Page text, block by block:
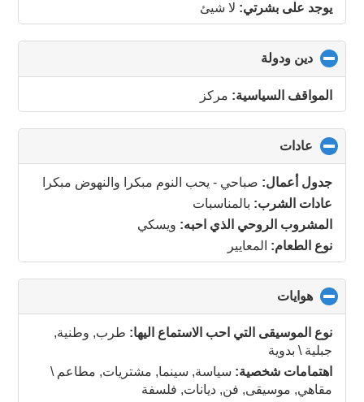
يوجد على بشرتي: لا شيئ
دين ودولة
to
collapse
contents
المواقف السياسية: مركز
عادات
to
collapse
contents
جدول أعمال: صباحي - يحب النوم مبكرا والنهوض مبكرا
عادات الشرب: بالمناسبات
المشروب الروحي الذي احبه: ويسكي
نوع الطعام: المعايير
هوايات
to
collapse
contents
نوع الموسيقى التي احب الاستماع اليها: طرب, وطنية,
جبلية \ بدوية
اهتمامات شخصية: سياسة, سينما, مشتريات, مطاعم \
مقاهي, موسيقى, فن, ديانات, فلسفة